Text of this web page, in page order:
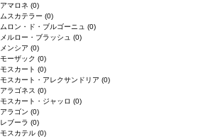
アマロネ (0)
ムスカテラー (0)
ムロン・ド・ブルゴーニュ (0)
メルロー・ブラッシュ (0)
メンシア (0)
モーザック (0)
モスカート (0)
モスカート・アレクサンドリア (0)
アラゴネス (0)
モスカート・ジャッロ (0)
アラゴン (0)
レブーラ (0)
モスカテル (0)